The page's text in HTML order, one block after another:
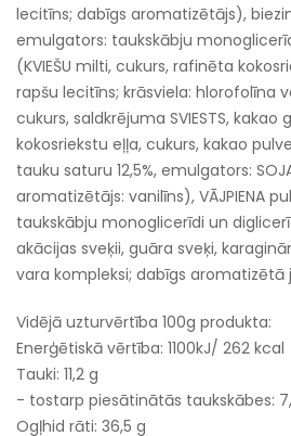
lecitīns; dabīgs aromatizētājs),
emulgators: taukskābju
(KVIEŠU milti, cukurs, rafinēta
rapšu lecitīns; krāsviela: hlorofolīna
cukurs, saldkrējuma SVIESTS,
kokosriekstu eļļa, cukurs, kakao
tauku saturu 12,5%, emulgators:
aromatizētājs: vanilīns), VĀJPIENA
taukskābju monoglicerīdi un
akācijas sveķii, guāra sveķi,
vara kompleksi; dabīgs aromatizētā
Vidējā uzturvērtība 100g produkta:
Enerģētiskā vērtība: 1100kJ/ 262 kcal
Tauki: 11,2 g
- tostarp piesātinātās taukskābes:
Ogļhid rāti: 36,5 g